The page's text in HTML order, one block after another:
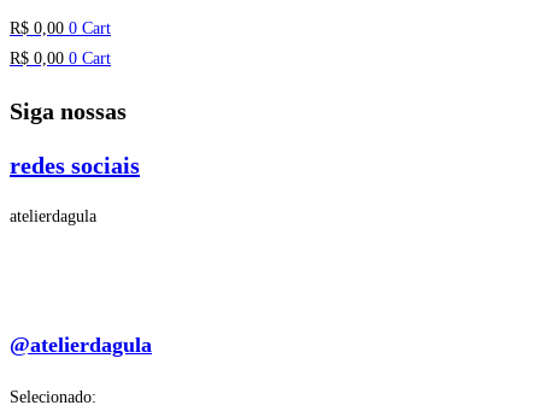
R$ 0,00 0 Cart
R$ 0,00 0 Cart
Siga nossas
redes sociais
atelierdagula
@atelierdagula
Selecionado: